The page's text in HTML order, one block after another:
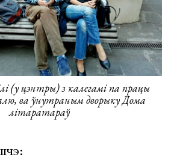
(у цэнтры) з калегамі па працы
ва ўнутраным дворыку Дома
літаратараў